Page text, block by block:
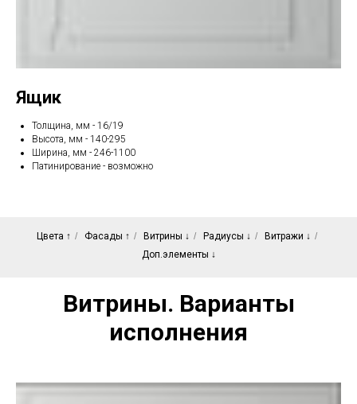
Ящик
Толщина, мм - 16/19
Высота, мм - 140-295
Ширина, мм - 246-1100
Патинирование - возможно
Цвета ↑ / Фасады ↑ / Витрины ↓ / Радиусы ↓ / Витражи ↓ /
Доп.элементы ↓
Витрины. Варианты
исполнения